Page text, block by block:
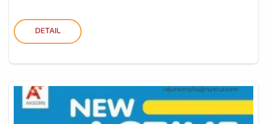
DETAIL